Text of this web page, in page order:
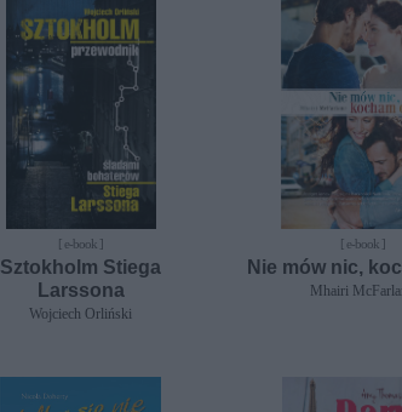
[ e-book ]
Sztokholm Stiega
Larssona
Wojciech Orliński
[ e-book ]
Nie mów nic,
Mhairi